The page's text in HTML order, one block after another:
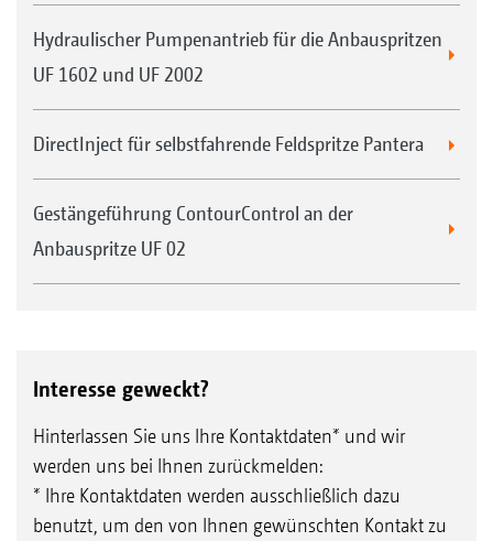
Hydraulischer Pumpenantrieb für die Anbauspritzen
UF 1602 und UF 2002
DirectInject für selbstfahrende Feldspritze Pantera
Gestängeführung ContourControl an der
Anbauspritze UF 02
Interesse geweckt?
Hinterlassen Sie uns Ihre Kontaktdaten* und wir
werden uns bei Ihnen zurückmelden:
* Ihre Kontaktdaten werden ausschließlich dazu
benutzt, um den von Ihnen gewünschten Kontakt zu